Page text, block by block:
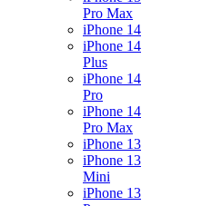
Pro Max
iPhone 14
iPhone 14
Plus
iPhone 14
Pro
iPhone 14
Pro Max
iPhone 13
iPhone 13
Mini
iPhone 13